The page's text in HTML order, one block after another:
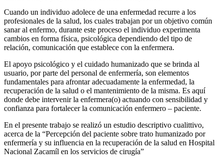
Cuando un individuo adolece de una enfermedad recurre a los
profesionales de la salud, los cuales trabajan por un objetivo común
sanar al enfermo, durante este proceso el individuo experimenta
cambios en forma física, psicológica dependiendo del tipo de
relación, comunicación que establece con la enfermera.
El apoyo psicológico y el cuidado humanizado que se brinda al
usuario, por parte del personal de enfermería, son elementos
fundamentales para afrontar adecuadamente la enfermedad, la
recuperación de la salud o el mantenimiento de la misma. Es aquí
donde debe intervenir la enfermera(o) actuando con sensibilidad y
confianza para fortalecer la comunicación enfermero – paciente.
En el presente trabajo se realizó un estudio descriptivo cualittivo,
acerca de la “Percepción del paciente sobre trato humanizado por
enfermería y su influencia en la recuperación de la salud en Hospital
Nacional Zacamíl en los servicios de cirugía”